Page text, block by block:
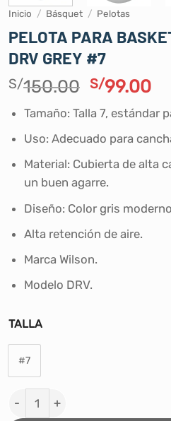
Inicio / Básquet / Pelotas
PELOTA PARA
DRV GREY #7
S/150.00 El
precio
original
era:
S/150.00.
S/99.00El
S/
Tamaño: Talla 7, estándar
Uso: Adecuado para
Material: Cubierta de alta
un buen agarre.
Diseño: Color gris
Alta retención de aire.
Marca Wilson.
Modelo DRV.
TALLA
#7
PELOTA PARA BASKET